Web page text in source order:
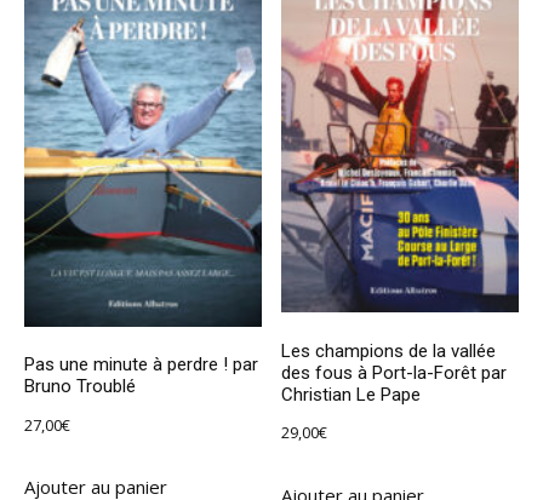
Pas une minute à perdre ! par
Bruno Troublé
27,00€
Ajouter au panier
Les champions de la vallée
des fous à Port-la-Forêt par
Christian Le Pape
29,00€
Ajouter au panier